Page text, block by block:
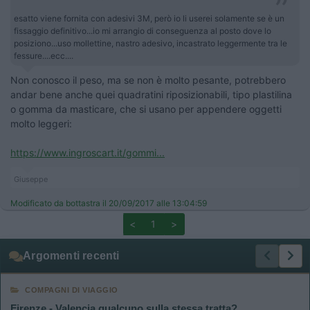
esatto viene fornita con adesivi 3M, però io li userei solamente se è un
fissaggio definitivo...io mi arrangio di conseguenza al posto dove lo
posiziono...uso mollettine, nastro adesivo, incastrato leggermente tra le
fessure....ecc....
Non conosco il peso, ma se non è molto pesante, potrebbero
andar bene anche quei quadratini riposizionabili, tipo plastilina
o gomma da masticare, che si usano per appendere oggetti
molto leggeri:
https://www.ingroscart.it/gommi...
Giuseppe
Modificato da bottastra il 20/09/2017 alle 13:04:59
< 1 >
Argomenti recenti
COMPAGNI DI VIAGGIO